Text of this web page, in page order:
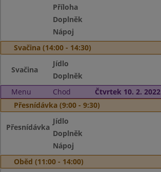
Příloha
Doplněk
Nápoj
Svačina (14:00 - 14:30)
Svačina
Jídlo
Doplněk
Menu
Chod
Čtvrtek 10. 2. 2022
Přesnídávka (9:00 - 9:30)
Přesnídávka
Jídlo
Doplněk
Nápoj
Oběd (11:00 - 14:00)